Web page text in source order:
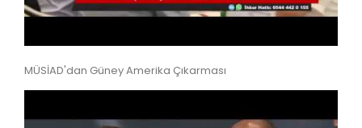
MÜSİAD'dan Güney Amerika Çıkarması